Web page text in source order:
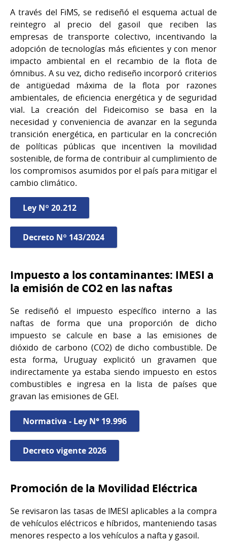
A través del FiMS, se rediseñó el esquema actual de
reintegro al precio del gasoil que reciben las
empresas de transporte colectivo, incentivando la
adopción de tecnologías más eficientes y con menor
impacto ambiental en el recambio de la flota de
ómnibus. A su vez, dicho rediseño incorporó criterios
de antigüedad máxima de la flota por razones
ambientales, de eficiencia energética y de seguridad
vial. La creación del Fideicomiso se basa en la
necesidad y conveniencia de avanzar en la segunda
transición energética, en particular en la concreción
de políticas públicas que incentiven la movilidad
sostenible, de forma de contribuir al cumplimiento de
los compromisos asumidos por el país para mitigar el
cambio climático.
Ley Nº 20.212
Decreto Nº 143/2024
Impuesto a los contaminantes: IMESI a
la emisión de CO2 en las naftas
Se rediseñó el impuesto específico interno a las
naftas de forma que una proporción de dicho
impuesto se calcule en base a las emisiones de
dióxido de carbono (CO2) de dicho combustible. De
esta forma, Uruguay explicitó un gravamen que
indirectamente ya estaba siendo impuesto en estos
combustibles e ingresa en la lista de países que
gravan las emisiones de GEI.
Normativa - Ley N° 19.996
Decreto vigente 2026
Promoción de la Movilidad Eléctrica
Se revisaron las tasas de IMESI aplicables a la compra
de vehículos eléctricos e híbridos, manteniendo tasas
menores respecto a los vehículos a nafta y gasoil.